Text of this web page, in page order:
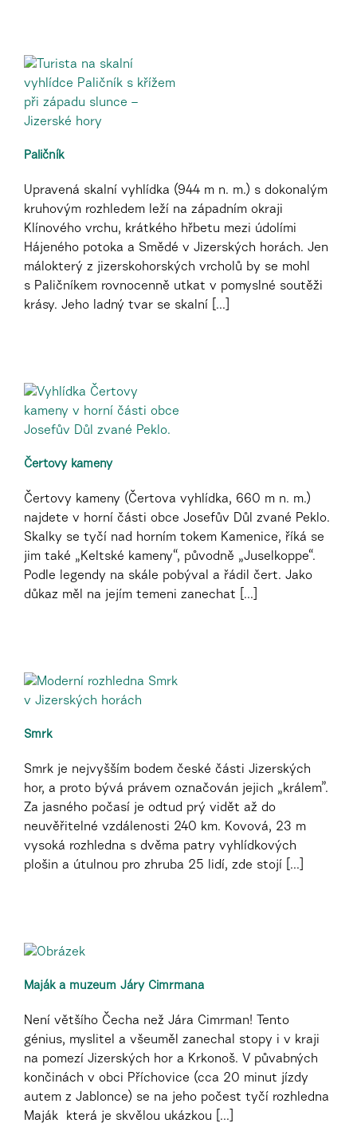
Paličník
Upravená skalní vyhlídka (944 m n. m.) s dokonalým
kruhovým rozhledem leží na západním okraji
Klínového vrchu, krátkého hřbetu mezi údolími
Hájeného potoka a Smědé v Jizerských horách. Jen
málokterý z jizerskohorských vrcholů by se mohl
s Paličníkem rovnocenně utkat v pomyslné soutěži
krásy. Jeho ladný tvar se skalní [...]
Čertovy kameny
Čertovy kameny (Čertova vyhlídka, 660 m n. m.)
najdete v horní části obce Josefův Důl zvané Peklo.
Skalky se tyčí nad horním tokem Kamenice, říká se
jim také „Keltské kameny“, původně „Juselkoppe“.
Podle legendy na skále pobýval a řádil čert. Jako
důkaz měl na jejím temeni zanechat [...]
Smrk
Smrk je nejvyšším bodem české části Jizerských
hor, a proto bývá právem označován jejich „králem”.
Za jasného počasí je odtud prý vidět až do
neuvěřitelné vzdálenosti 240 km. Kovová, 23 m
vysoká rozhledna s dvěma patry vyhlídkových
plošin a útulnou pro zhruba 25 lidí, zde stojí [...]
Maják a muzeum Járy Cimrmana
Není většího Čecha než Jára Cimrman! Tento
génius, myslitel a všeuměl zanechal stopy i v kraji
na pomezí Jizerských hor a Krkonoš. V půvabných
končinách v obci Příchovice (cca 20 minut jízdy
autem z Jablonce) se na jeho počest tyčí rozhledna
Maják která je skvělou ukázkou [...]